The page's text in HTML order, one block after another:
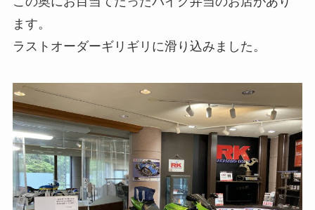
ます。
ラストオーダーギリギリに滑り込みました。